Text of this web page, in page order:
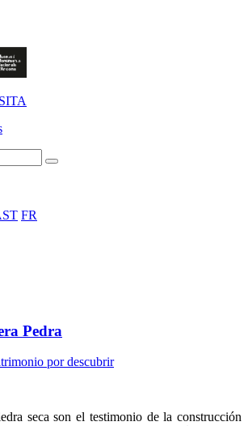
FR
Pedra
por descubrir
seca son el testimonio de la construcción